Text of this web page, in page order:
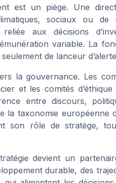
est un piège. Une
sociaux ou de
aux décisions
variable. La
de lanceur
la gouvernance. Les
et les comités
entre discours,
taxonomie européenne
son rôle de stratège,
devient un
durable, des